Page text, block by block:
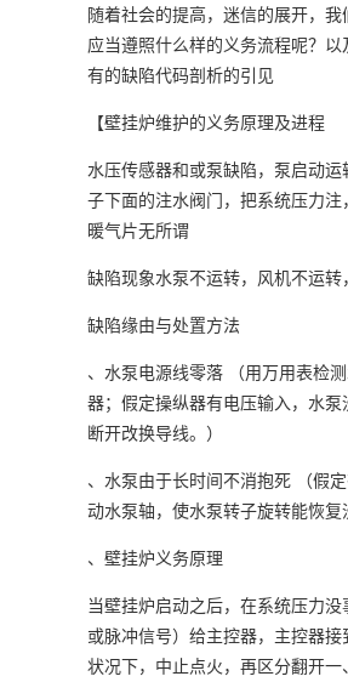
随着社会的提高，迷信的展开，
应当遵照什么样的义务流程呢？
有的缺陷代码剖析的引见
【壁挂炉维护的义务原理及进程
水压传感器和或泵缺陷，泵启动
子下面的注水阀门，把系统压力
暖气片无所谓
缺陷现象水泵不运转，风机不运
缺陷缘由与处置方法
、水泵电源线零落 （用万用表检
器；假定操纵器有电压输入，水
断开改换导线。）
、水泵由于长时间不消抱死 （假
动水泵轴，使水泵转子旋转能恢
、壁挂炉义务原理
当壁挂炉启动之后，在系统压力
或脉冲信号）给主控器，主控器
状况下，中止点火，再区分翻开一